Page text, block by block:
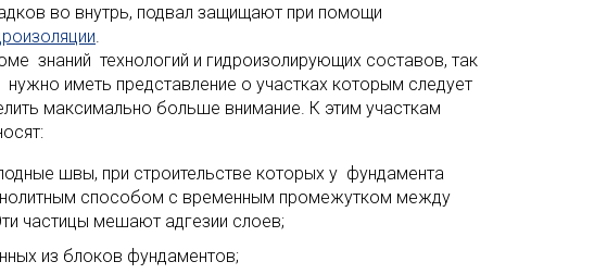
во внутрь, подвал защищают при помощи
.
знаний технологий и гидроизолирующих составов, так
иметь представление о участках которым следует
максимально больше внимание. К этим участкам
швы, при строительстве которых у фундамента
способом с временным промежутком между
частицы мешают адгезии слоев;
из блоков фундаментов;